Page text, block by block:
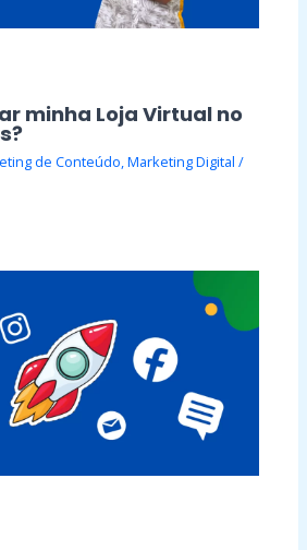
minha Loja Virtual no
de Conteúdo,Marketing Digital /